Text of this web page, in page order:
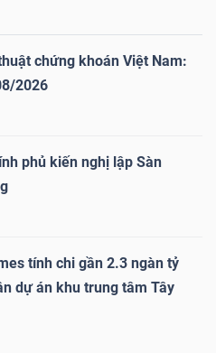
chứng khoán Việt Nam:
2026
phủ kiến nghị lập Sàn
tính chi gần 2.3 ngàn tỷ
dự án khu trung tâm Tây